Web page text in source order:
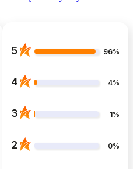
5 96%
4 4%
3 1%
2 0%